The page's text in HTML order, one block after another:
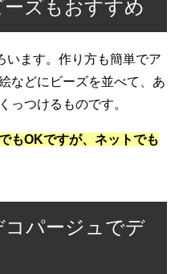
ズもおすすめ
います。作り方も簡単でア
などにビーズを並べて、あ
っつけるものです。
もOKですが、ネットでも
パージュでデ